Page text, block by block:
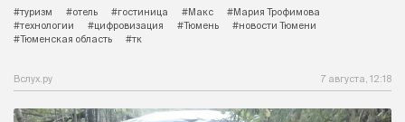
#туризм #отель #гостиница #Макс
#Мария Трофимова
#технологии
#цифровизация #Тюмень
#новости Тюмени
#Тюменская область
#тк
Вслух.ру 7 августа, 12:18